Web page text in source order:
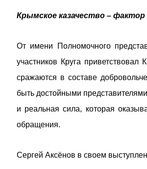
Крымское казачество –
От имени Полномочного
участников Круга
сражаются в составе
быть достойными
и реальная сила, которая
обращения.
Сергей Аксёнов в своем